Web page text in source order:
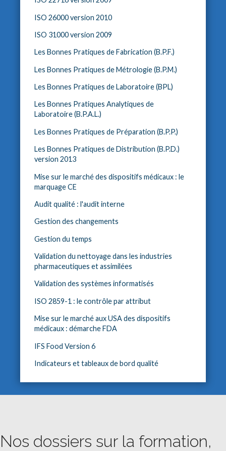
ISO 26000 version 2010
ISO 31000 version 2009
Les Bonnes Pratiques de Fabrication (B.P.F.)
Les Bonnes Pratiques de Métrologie (B.P.M.)
Les Bonnes Pratiques de Laboratoire (BPL)
Les Bonnes Pratiques Analytiques de
Laboratoire (B.P.A.L.)
Les Bonnes Pratiques de Préparation (B.P.P.)
Les Bonnes Pratiques de Distribution (B.P.D.)
version 2013
Mise sur le marché des dispositifs médicaux : le
marquage CE
Audit qualité : l'audit interne
Gestion des changements
Gestion du temps
Validation du nettoyage dans les industries
pharmaceutiques et assimilées
Validation des systèmes informatisés
ISO 2859-1 : le contrôle par attribut
Mise sur le marché aux USA des dispositifs
médicaux : démarche FDA
IFS Food Version 6
Indicateurs et tableaux de bord qualité
Nos dossiers sur la formation,